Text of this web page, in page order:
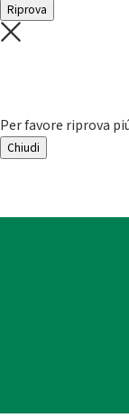
Riprova
Per favore riprova
Chiudi